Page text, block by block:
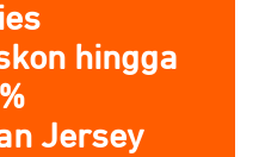
hingga
Jersey